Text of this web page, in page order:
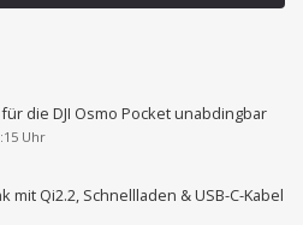
die DJI Osmo Pocket unabdingbar
Uhr
mit Qi2.2, Schnellladen & USB-C-Kabel